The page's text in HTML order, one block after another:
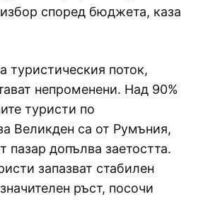
според бюджета, каза
туристическия поток,
непроменени. Над 90%
туристи по
Великден са от Румъния,
пазар допълва заетостта.
запазват стабилен
ръст, посочи